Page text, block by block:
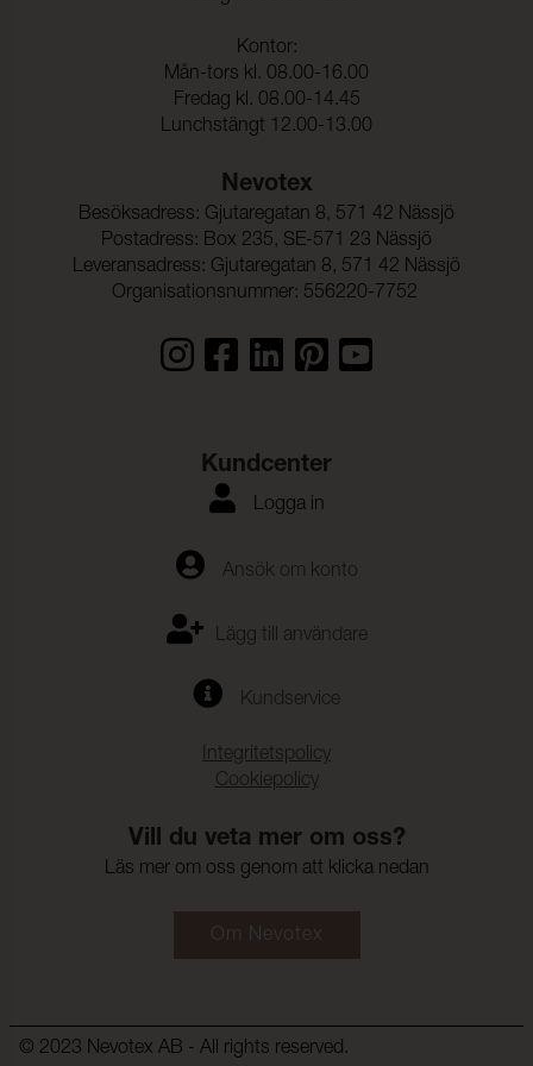
10 Weeks
Vidhäftning – Ytfinish
1,4 kg/cm
1,4 kg/cm
Kontor:
Mån-tors kl. 08.00-16.00
Fredag kl. 08.00-14.45
Lunchstängt 12.00-13.00
Nevotex
Besöksadress: Gjutaregatan 8, 571 42 Nässjö
Postadress: Box 235, SE-571 23 Nässjö
Leveransadress: Gjutaregatan 8, 571 42 Nässjö
Organisationsnummer: 556220-7752
Kundcenter
Logga in
Ansök om konto
Lägg till användare
Kundservice
Integritetspolicy
Cookiepolicy
Vill du veta mer om oss?
Läs mer om oss genom att klicka nedan
Om Nevotex
© 2023 Nevotex AB - All rights reserved.